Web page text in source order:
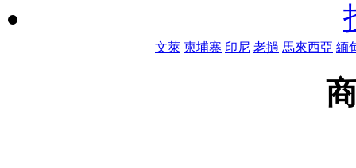
文萊 柬埔寨 印尼 老撾 馬來西亞 緬